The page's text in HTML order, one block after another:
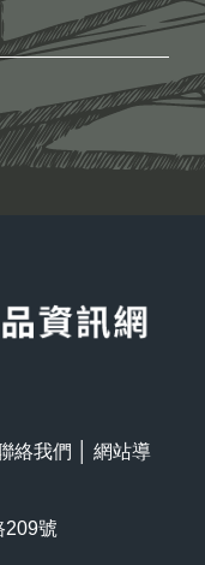
絡我們
網站導
209號